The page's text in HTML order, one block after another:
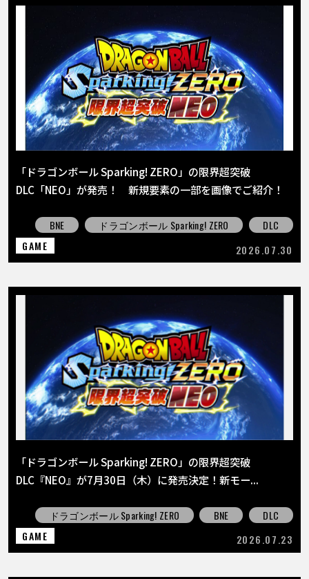
「ドラゴンボール Sparking! ZERO」の限界超突破
DLC「NEO」が発売！ 新規要素の一部を画像でご紹介！
BNE ドラゴンボール Sparking! ZERO
DLC
GAME
2026.07.30
「ドラゴンボール Sparking! ZERO」の限界超突破
DLC『NEO』が7月30日（木）に発売決定！新モー...
ドラゴンボール Sparking! ZERO BNE
DLC
GAME
2026.07.23